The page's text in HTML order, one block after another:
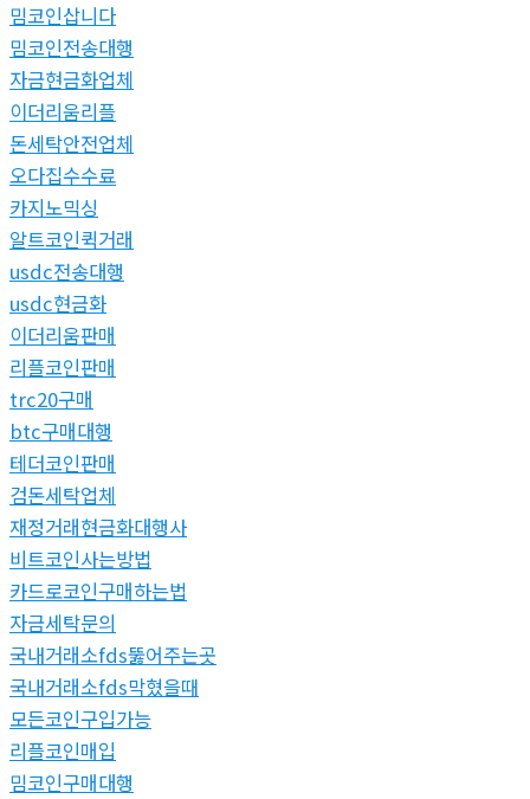
밈코인삽니다
밈코인전송대행
자금현금화업체
이더리움리플
돈세탁안전업체
오다집수수료
카지노믹싱
알트코인퀵거래
usdc전송대행
usdc현금화
이더리움판매
리플코인판매
trc20구매
btc구매대행
테더코인판매
검돈세탁업체
재정거래현금화대행사
비트코인사는방법
카드로코인구매하는법
자금세탁문의
국내거래소fds뚫어주는곳
국내거래소fds막혔을때
모든코인구입가능
리플코인매입
밈코인구매대행